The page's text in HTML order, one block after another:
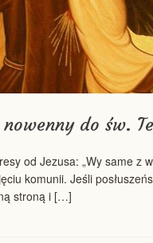
do św.
od Jezusa: „Wy same z
komunii. Jeśli
stroną i […]